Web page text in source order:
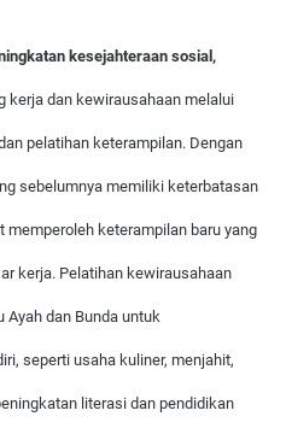
kesejahteraan sosial ,
kerja dan kewirausahaan melalui
pelatihan keterampilan. Dengan
sebelumnya memiliki keterbatasan
keterampilan baru yang
kerja. Pelatihan kewirausahaan
Ayah dan Bunda untuk
seperti usaha kuliner, menjahit,
literasi dan pendidikan